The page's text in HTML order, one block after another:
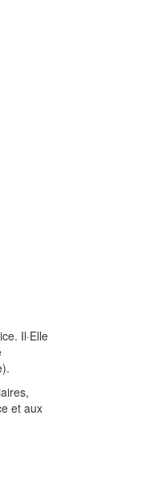
Il·Elle
et aux